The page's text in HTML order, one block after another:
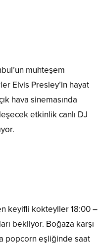
muhteşem
Elvis Presley’in hayat
hava sinemasında
etkinlik canlı DJ
keyifli kokteyller 18:00 –
bekliyor. Boğaza karşı
popcorn eşliğinde saat